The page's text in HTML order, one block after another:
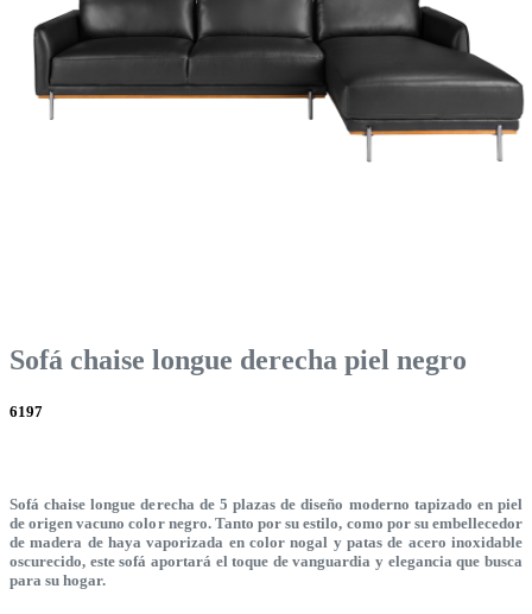
Sofá chaise longue derecha piel negro
6197
Sofá chaise longue derecha de 5 plazas de diseño moderno tapizado en piel
de origen vacuno color negro. Tanto por su estilo, como por su embellecedor
de madera de haya vaporizada en color nogal y patas de acero inoxidable
oscurecido, este sofá aportará el toque de vanguardia y elegancia que busca
para su hogar.